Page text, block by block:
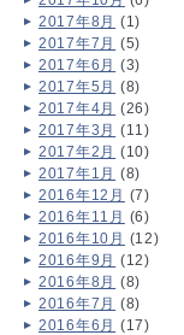
2017年8月 (1)
2017年7月 (5)
2017年6月 (3)
2017年5月 (8)
2017年4月 (26)
2017年3月 (11)
2017年2月 (10)
2017年1月 (8)
2016年12月 (7)
2016年11月 (6)
2016年10月 (12)
2016年9月 (12)
2016年8月 (8)
2016年7月 (8)
2016年6月 (17)